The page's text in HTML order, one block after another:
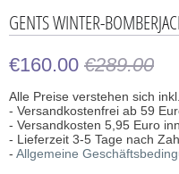
GENTS WINTER-
€160.00 €289.00
Alle Preise verstehen sich
- Versandkostenfrei ab 59
- Versandkosten 5,95 Euro
- Lieferzeit 3-5 Tage nach
- Allgemeine